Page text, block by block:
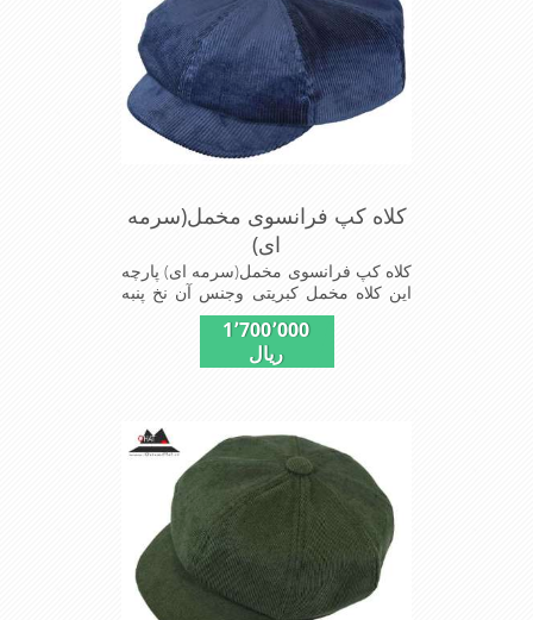
کلاه کپ فرانسوی مخمل(سرمه
ای)
کلاه کپ فرانسوی مخمل(سرمه ای) پارچه
این کلاه مخمل کبریتی وجنس آن نخ پنبه
61-است بسیار خوش رنگ و شیک خوش
دوخت و راحت پارچه مخمل لطیف
1٬700٬000
ریال